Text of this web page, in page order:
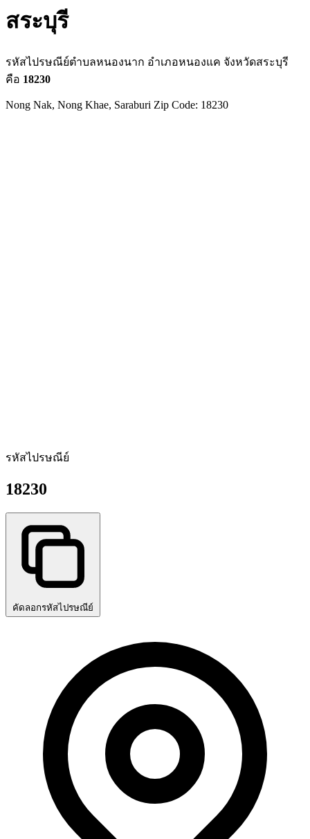
สระบุรี
รหัสไปรษณีย์ตำบลหนองนาก อำเภอหนองแค จังหวัดสระบุรี
คือ 18230
Nong Nak, Nong Khae, Saraburi Zip Code: 18230
รหัสไปรษณีย์
18230
คัดลอกรหัสไปรษณีย์